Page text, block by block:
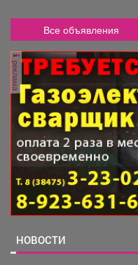
Все объявления
реклама
НОВОСТИ